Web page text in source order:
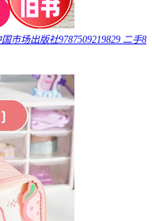
市场出版社9787509219829 二手8